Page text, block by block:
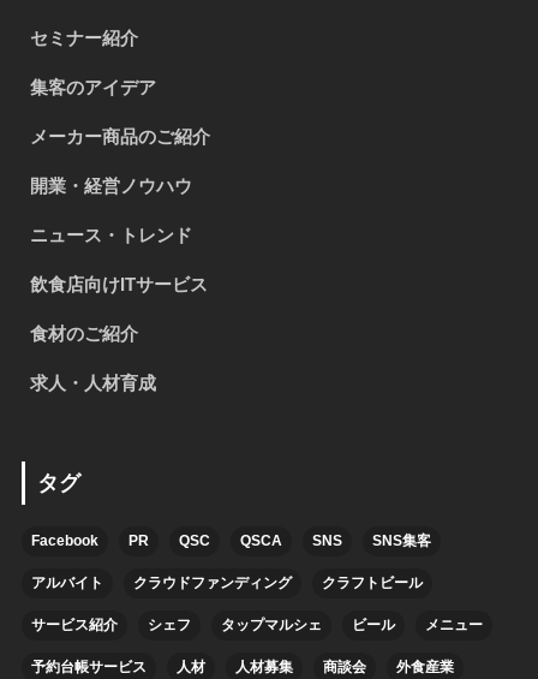
セミナー紹介
集客のアイデア
メーカー商品のご紹介
開業・経営ノウハウ
ニュース・トレンド
飲食店向けITサービス
食材のご紹介
求人・人材育成
タグ
Facebook PR QSC QSCA SNS SNS集客
アルバイト クラウドファンディング クラフトビール
サービス紹介 シェフ タップマルシェ ビール メニュー
予約台帳サービス 人材 人材募集 商談会 外食産業